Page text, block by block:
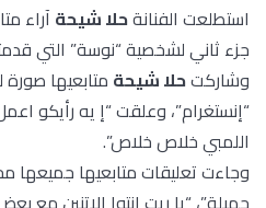
استطلعت الفنانةحلا شيحة آراء
جزء ثاني لشخصية “نوسة” التي
وشاركتحلا شيحة متابعيها
“إنستغرام”، وعلقت “إ يه رأيكو
اللمبي خلاص خلاص”.
وجاءت تعليقات متابعيها جميعها